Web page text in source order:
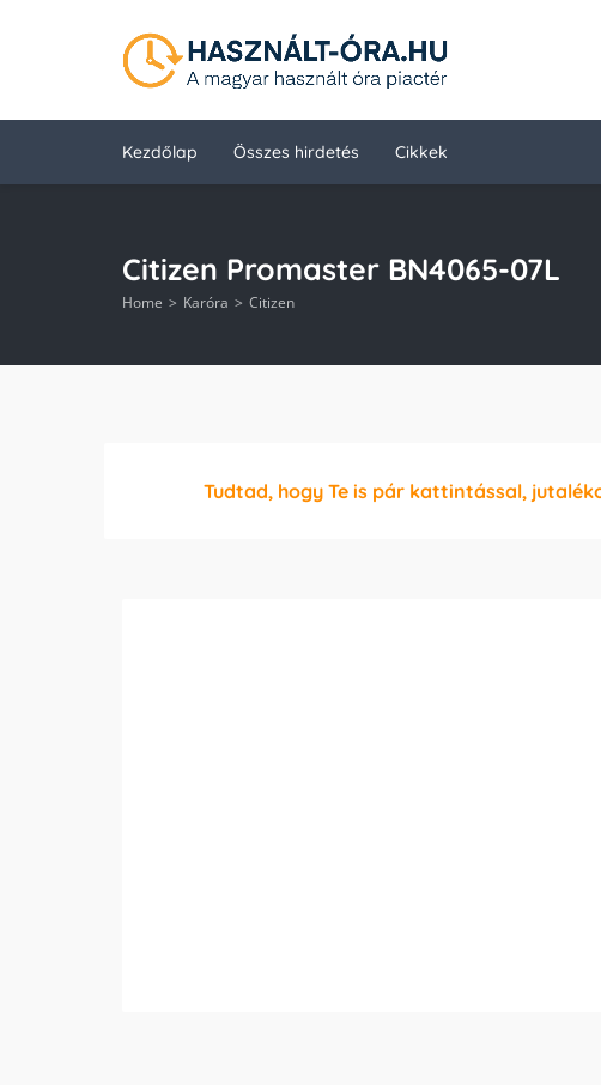
Kezdőlap Összes hirdetés Cikkek
Citizen Promaster BN4065-07L
Home Karóra Citizen
Tudtad, hogy Te is pár kattintással,